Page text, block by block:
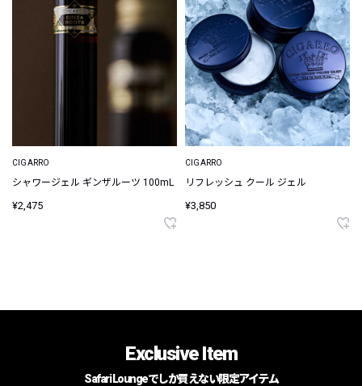
CIGARRO
シャワージェル ギンザルーツ 100mL
¥2,475
CIGARRO
リフレッシュ クール ジェル
¥3,850
Exclusive Item
Safari Loungeでしか買えない限定アイテム